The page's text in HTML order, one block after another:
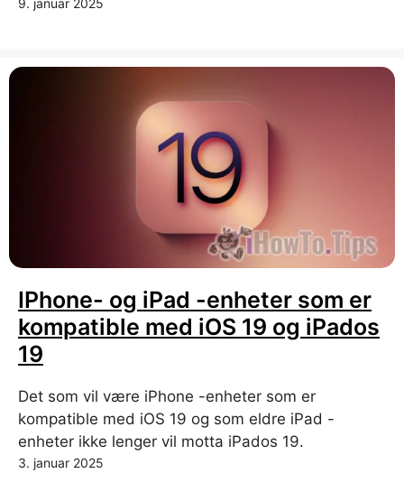
IPhone- og iPad -enheter som er
kompatible med iOS 19 og iPados
19
Det som vil være iPhone -enheter som er
kompatible med iOS 19 og som eldre iPad -
enheter ikke lenger vil motta iPados 19.
3. januar 2025